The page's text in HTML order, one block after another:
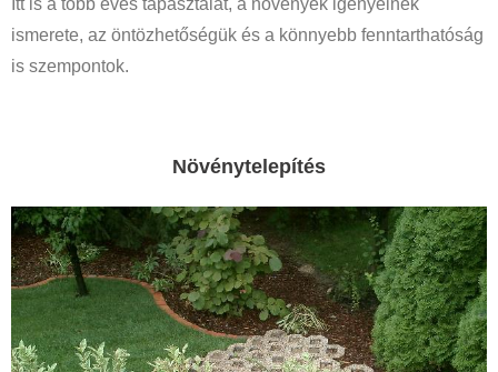
ismerete, az öntözhetőségük és a könnyebb fenntarthatóság
is szempontok.
Növénytelepítés